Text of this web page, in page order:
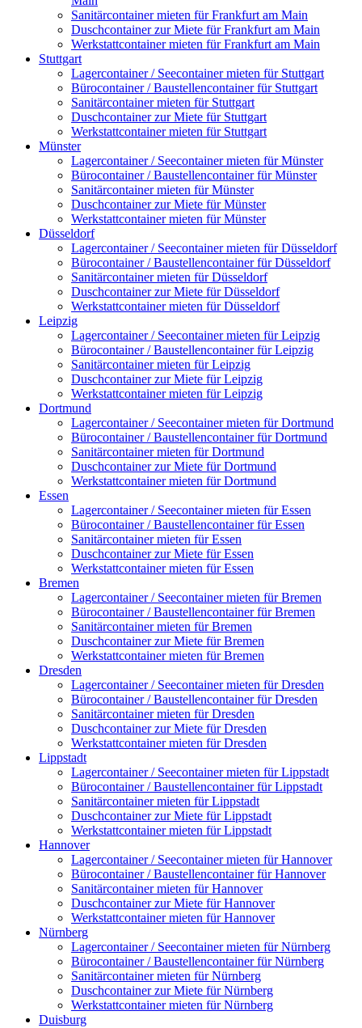
Sanitärcontainer mieten für Frankfurt am Main
Duschcontainer zur Miete für Frankfurt am Main
Werkstattcontainer mieten für Frankfurt am Main
Stuttgart
Lagercontainer / Seecontainer mieten für Stuttgart
Bürocontainer / Baustellencontainer für Stuttgart
Sanitärcontainer mieten für Stuttgart
Duschcontainer zur Miete für Stuttgart
Werkstattcontainer mieten für Stuttgart
Münster
Lagercontainer / Seecontainer mieten für Münster
Bürocontainer / Baustellencontainer für Münster
Sanitärcontainer mieten für Münster
Duschcontainer zur Miete für Münster
Werkstattcontainer mieten für Münster
Düsseldorf
Lagercontainer / Seecontainer mieten für Düsseldorf
Bürocontainer / Baustellencontainer für Düsseldorf
Sanitärcontainer mieten für Düsseldorf
Duschcontainer zur Miete für Düsseldorf
Werkstattcontainer mieten für Düsseldorf
Leipzig
Lagercontainer / Seecontainer mieten für Leipzig
Bürocontainer / Baustellencontainer für Leipzig
Sanitärcontainer mieten für Leipzig
Duschcontainer zur Miete für Leipzig
Werkstattcontainer mieten für Leipzig
Dortmund
Lagercontainer / Seecontainer mieten für Dortmund
Bürocontainer / Baustellencontainer für Dortmund
Sanitärcontainer mieten für Dortmund
Duschcontainer zur Miete für Dortmund
Werkstattcontainer mieten für Dortmund
Essen
Lagercontainer / Seecontainer mieten für Essen
Bürocontainer / Baustellencontainer für Essen
Sanitärcontainer mieten für Essen
Duschcontainer zur Miete für Essen
Werkstattcontainer mieten für Essen
Bremen
Lagercontainer / Seecontainer mieten für Bremen
Bürocontainer / Baustellencontainer für Bremen
Sanitärcontainer mieten für Bremen
Duschcontainer zur Miete für Bremen
Werkstattcontainer mieten für Bremen
Dresden
Lagercontainer / Seecontainer mieten für Dresden
Bürocontainer / Baustellencontainer für Dresden
Sanitärcontainer mieten für Dresden
Duschcontainer zur Miete für Dresden
Werkstattcontainer mieten für Dresden
Lippstadt
Lagercontainer / Seecontainer mieten für Lippstadt
Bürocontainer / Baustellencontainer für Lippstadt
Sanitärcontainer mieten für Lippstadt
Duschcontainer zur Miete für Lippstadt
Werkstattcontainer mieten für Lippstadt
Hannover
Lagercontainer / Seecontainer mieten für Hannover
Bürocontainer / Baustellencontainer für Hannover
Sanitärcontainer mieten für Hannover
Duschcontainer zur Miete für Hannover
Werkstattcontainer mieten für Hannover
Nürnberg
Lagercontainer / Seecontainer mieten für Nürnberg
Bürocontainer / Baustellencontainer für Nürnberg
Sanitärcontainer mieten für Nürnberg
Duschcontainer zur Miete für Nürnberg
Werkstattcontainer mieten für Nürnberg
Duisburg